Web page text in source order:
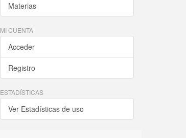
Materias
MI CUENTA
Acceder
Registro
ESTADÍSTICAS
Ver Estadísticas de uso